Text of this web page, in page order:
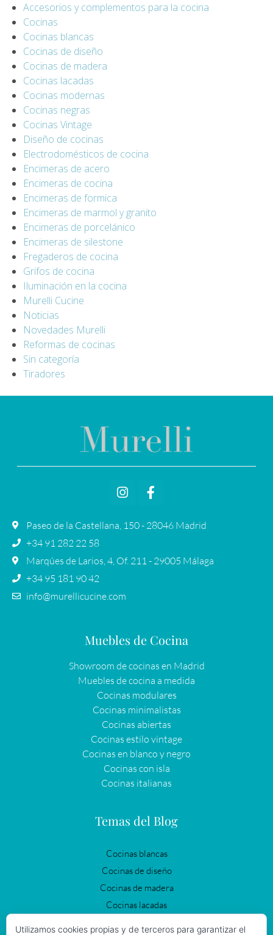
Accesorios y complementos para la cocina
Cocinas
Cocinas blancas
Cocinas de diseño
Cocinas de madera
Cocinas lacadas
Cocinas modernas
Cocinas negras
Cocinas Vintage
Diseño de cocinas
Electrodomésticos de cocina
Encimeras de acero
Encimeras de cocina
Encimeras de formica
Encimeras de marmol y granito
Encimeras de porcelánico
Encimeras de silestone
Fregaderos de cocina
Grifos de cocina
Iluminación en la cocina
Murelli Cucine
Noticias
Novedades Murelli
Reformas de cocinas
Sin categoría
Tiradores
Paseo de la Castellana, 150 - 28046 Madrid
+34 91 282 22 58
Marqúes de Larios, 4, Of. 211 - 29005 Málaga
+34 95 181 90 42
info@murellicucine.com
Muebles de Cocina
Showroom de cocinas en Madrid
Muebles de cocina a medida
Cocinas modulares
Cocinas minimalistas
Cocinas abiertas
Cocinas estilo vintage
Cocinas en blanco y negro
Cocinas con isla
Cocinas italianas
Temas del Blog
Cocinas blancas
Cocinas de diseño
Cocinas de madera
Cocinas lacadas
Utilizamos cookies propias y de terceros para garantizar el